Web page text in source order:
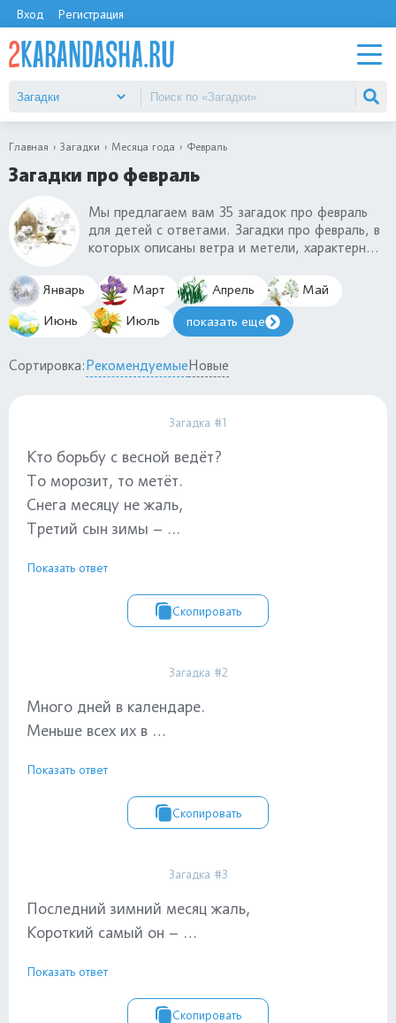
Вход Регистрация
Главная Загадки Месяца года Февраль
Загадки про февраль
Мы предлагаем вам 35 загадок про февраль
для детей с ответами. Загадки про февраль, в
которых описаны ветра и метели, характерные
3-4 года. Дошкольники постарше, в 5-6 лет,
узнают февраль по тем праздникам, которые
приходятся на этот последний зимний месяц.
Разгадайте с ребенком все наши зимние
Январь Март Апрель
Май
Июнь
Июль показать еще
Сортировка:РекомендуемыеНовые
Загадка #1
Кто борьбу с весной ведёт?
То морозит, то метёт.
Снега месяцу не жаль,
Третий сын зимы – ...
Показать ответ
Скопировать
Загадка #2
Много дней в календаре.
Меньше всех их в …
Показать ответ
Скопировать
Загадка #3
Последний зимний месяц жаль,
Короткий самый он – …
Показать ответ
Скопировать